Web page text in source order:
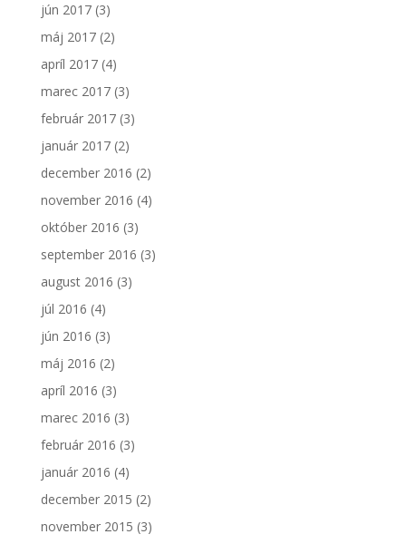
jún 2017(3)
máj 2017(2)
apríl 2017(4)
marec 2017(3)
február 2017(3)
január 2017(2)
december 2016 (2)
november 2016 (4)
október 2016 (3)
september 2016 (3)
august 2016 (3)
júl 2016 (4)
jún 2016 (3)
máj 2016 (2)
apríl 2016 (3)
marec 2016 (3)
február 2016 (3)
január 2016 (4)
december 2015 (2)
november 2015 (3)